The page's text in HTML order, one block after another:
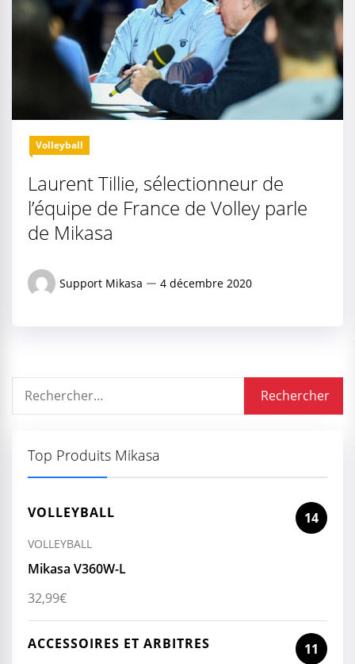
Volleyball
Laurent Tillie, sélectionneur de
l’équipe de France de Volley parle
de Mikasa
Support Mikasa 4 décembre 2020
Rechercher :
Top Produits Mikasa
VOLLEYBALL 14
VOLLEYBALL
Mikasa V360W-L
32,99€
ACCESSOIRES ET ARBITRES 11